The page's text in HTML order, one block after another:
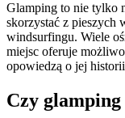
Glamping to nie tylko
skorzystać z pieszych
windsurfingu. Wiele
miejsc oferuje
opowiedzą o jej
Czy